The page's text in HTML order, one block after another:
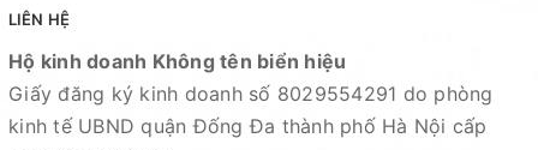
vụ khách hàng tốt nhất
Fanpage :Đồ câu Cường KL
Facebook: Nguyễn An hoặcCường KL Đồ câu
LIÊN HỆ
Hộ kinh doanh Không tên biển hiệu
Giấy đăng ký kinh doanh số 8029554291 do phòng
kinh tế UBND quận Đống Đa thành phố Hà Nội cấp